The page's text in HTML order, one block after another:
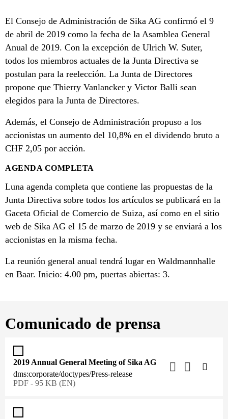
El Consejo de Administración de Sika AG confirmó el 9
de abril de 2019 como la fecha de la Asamblea General
Anual de 2019. Con la excepción de Ulrich W. Suter,
todos los miembros actuales de la Junta Directiva se
postulan para la reelección. La Junta de Directores
propone que Thierry Vanlancker y Victor Balli sean
elegidos para la Junta de Directores.
Además, el Consejo de Administración propuso a los
accionistas un aumento del 10,8% en el dividendo bruto a
CHF 2,05 por acción.
AGENDA COMPLETA
Luna agenda completa que contiene las propuestas de la
Junta Directiva sobre todos los artículos se publicará en la
Gaceta Oficial de Comercio de Suiza, así como en el sitio
web de Sika AG el 15 de marzo de 2019 y se enviará a los
accionistas en la misma fecha.
La reunión general anual tendrá lugar en Waldmannhalle
en Baar. Inicio: 4.00 pm, puertas abiertas: 3.
Comunicado de prensa
2019 Annual General Meeting of Sika AG
dms:corporate/doctypes/Press-release
PDF - 95 KB (EN)